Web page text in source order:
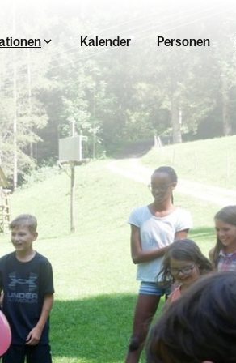
Kalender Personen